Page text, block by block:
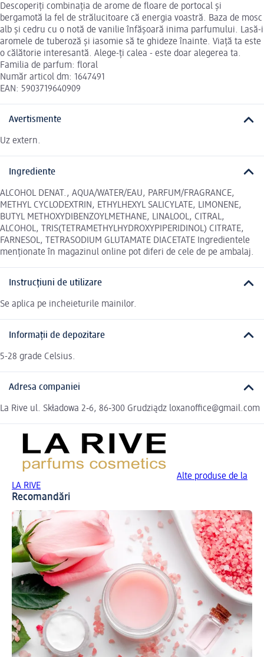
Descoperiți combinația de arome de floare de portocal și
bergamotă la fel de strălucitoare că energia voastră. Baza de mosc
alb și cedru cu o notă de vanilie înfășoară inima parfumului. Lasă-i
aromele de tuberoză și iasomie să te ghideze înainte. Viață ta este
o călătorie interesantă. Alege-ți calea - este doar alegerea ta.
Familia de parfum: floral
Număr articol dm: 1647491
EAN: 5903719640909
Avertismente
Uz extern.
Ingrediente
ALCOHOL DENAT., AQUA/WATER/EAU, PARFUM/FRAGRANCE,
METHYL CYCLODEXTRIN, ETHYLHEXYL SALICYLATE, LIMONENE,
BUTYL METHOXYDIBENZOYLMETHANE, LINALOOL, CITRAL,
ALCOHOL, TRIS(TETRAMETHYLHYDROXYPIPERIDINOL) CITRATE,
FARNESOL, TETRASODIUM GLUTAMATE DIACETATE Ingredientele
menționate în magazinul online pot diferi de cele de pe ambalaj.
Instrucțiuni de utilizare
Se aplica pe incheieturile mainilor.
Informații de depozitare
5-28 grade Celsius.
Adresa companiei
La Rive ul. Składowa 2‑6, 86‑300 Grudziądz loxanoffice@gmail.com
Alte produse de la
LA RIVE
Recomandări